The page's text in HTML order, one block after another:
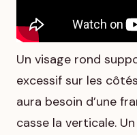
Un visage rond
excessif sur les
aura besoin d’une
casse la verticale.